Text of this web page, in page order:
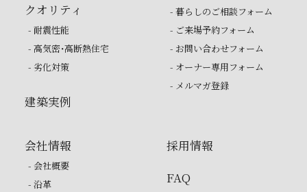
クオリティ
- 耐震性能
- 高気密・高断熱住宅
- 劣化対策
建築実例
- 暮らしのご相談フォーム
- ご来場予約フォーム
- お問い合わせフォーム
- オーナー専用フォーム
- メルマガ登録
会社情報
- 会社概要
- 沿革
採用情報
FAQ